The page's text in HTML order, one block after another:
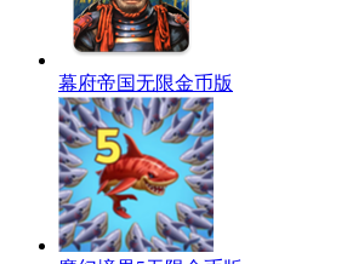
幕府帝国无限金币版